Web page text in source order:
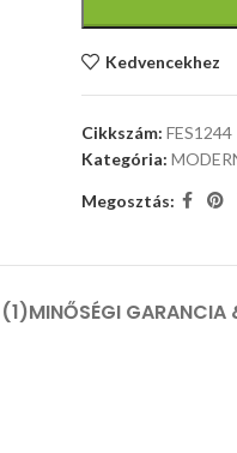
Kedvencekhez
Cikkszám: FES1244
Kategória:
Megosztás:
(1)MINŐSÉGI GARANCIA